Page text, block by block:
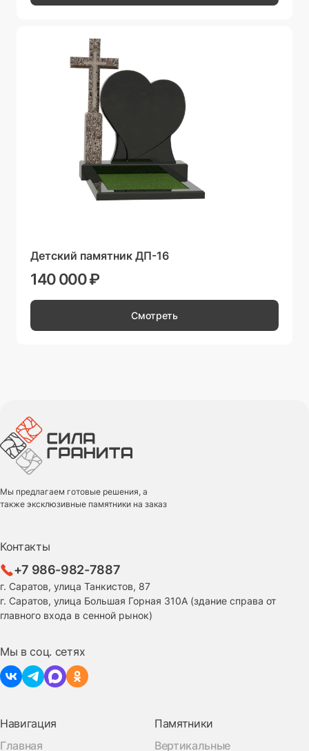
Детский памятник ДП-16
140 000 ₽
Смотреть
Мы предлагаем готовые решения, а
также эксклюзивные памятники на заказ
Навигация
Главная
Памятники
Вертикальные
Контакты
+7 986-982-7887
г. Саратов, улица Танкистов, 87
г. Саратов, улица Большая Горная 310А (здание справа от
главного входа в сенной рынок)
Мы в соц. сетях